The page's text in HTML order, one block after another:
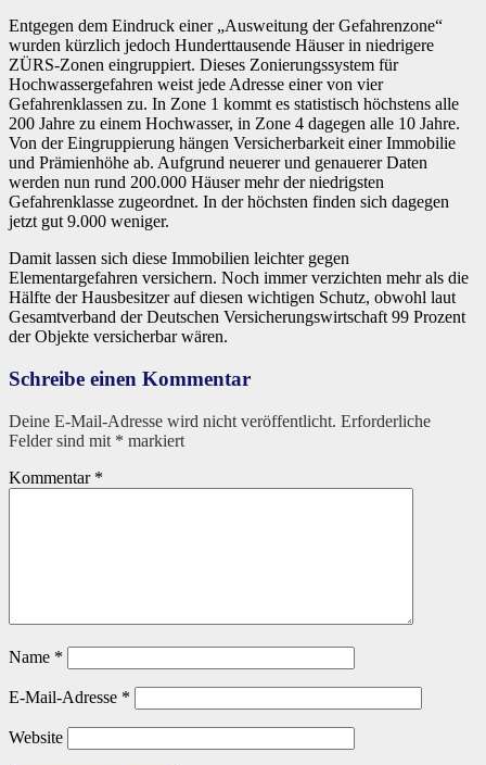
Entgegen dem Eindruck einer „Ausweitung der Gefahrenzone“
wurden kürzlich jedoch Hunderttausende Häuser in niedrigere
ZÜRS-Zonen eingruppiert. Dieses Zonierungssystem für
Hochwassergefahren weist jede Adresse einer von vier
Gefahrenklassen zu. In Zone 1 kommt es statistisch höchstens alle
200 Jahre zu einem Hochwasser, in Zone 4 dagegen alle 10 Jahre.
Von der Eingruppierung hängen Versicherbarkeit einer Immobilie
und Prämienhöhe ab. Aufgrund neuerer und genauerer Daten
werden nun rund 200.000 Häuser mehr der niedrigsten
Gefahrenklasse zugeordnet. In der höchsten finden sich dagegen
jetzt gut 9.000 weniger.
Damit lassen sich diese Immobilien leichter gegen
Elementargefahren versichern. Noch immer verzichten mehr als die
Hälfte der Hausbesitzer auf diesen wichtigen Schutz, obwohl laut
Gesamtverband der Deutschen Versicherungswirtschaft 99 Prozent
der Objekte versicherbar wären.
Schreibe einen Kommentar
Deine E-Mail-Adresse wird nicht veröffentlicht. Erforderliche
Felder sind mit * markiert
Kommentar *
Name *
E-Mail-Adresse *
Website